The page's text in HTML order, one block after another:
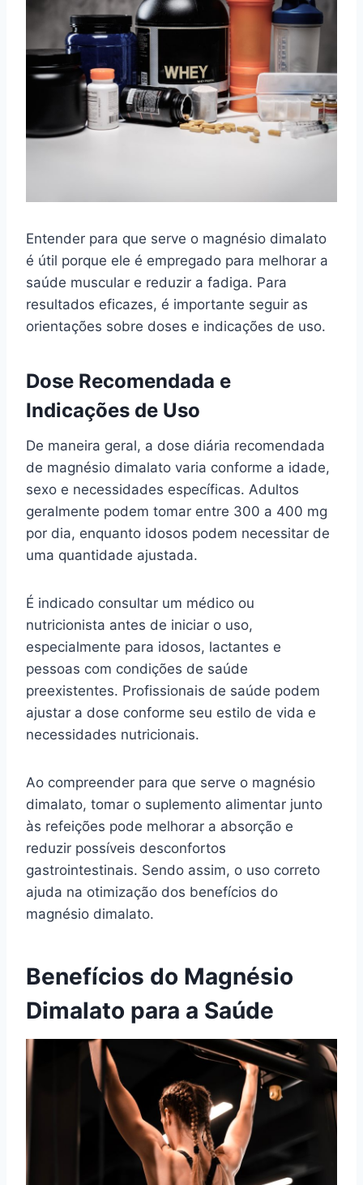
Entender para que serve o magnésio dimalato
é útil porque ele é empregado para melhorar a
saúde muscular e reduzir a fadiga. Para
resultados eficazes, é importante seguir as
orientações sobre doses e indicações de uso.
Dose Recomendada e
Indicações de Uso
De maneira geral, a dose diária recomendada
de magnésio dimalato varia conforme a idade,
sexo e necessidades específicas. Adultos
geralmente podem tomar entre 300 a 400 mg
por dia, enquanto idosos podem necessitar de
uma quantidade ajustada.
É indicado consultar um médico ou
nutricionista antes de iniciar o uso,
especialmente para idosos, lactantes e
pessoas com condições de saúde
preexistentes. Profissionais de saúde podem
ajustar a dose conforme seu estilo de vida e
necessidades nutricionais.
Ao compreender para que serve o magnésio
dimalato, tomar o suplemento alimentar junto
às refeições pode melhorar a absorção e
reduzir possíveis desconfortos
gastrointestinais. Sendo assim, o uso correto
ajuda na otimização dos benefícios do
magnésio dimalato.
Benefícios do Magnésio
Dimalato para a Saúde